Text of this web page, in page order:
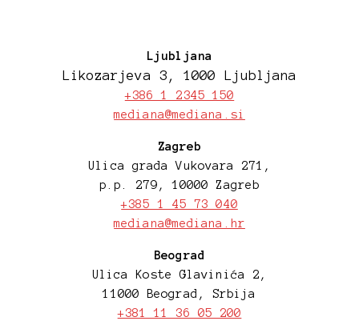
Ljubljana
Likozarjeva 3, 1000 Ljubljana
+386 1 2345 150
mediana@mediana.si
Zagreb
Ulica grada Vukovara 271,
p.p. 279, 10000 Zagreb
+385 1 45 73 040
mediana@mediana.hr
Beograd
Ulica Koste Glavinića 2,
11000 Beograd, Srbija
+381 11 36 05 200